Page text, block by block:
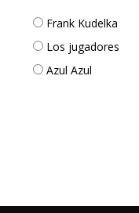
Frank Kudelka
Los jugadores
Azul Azul